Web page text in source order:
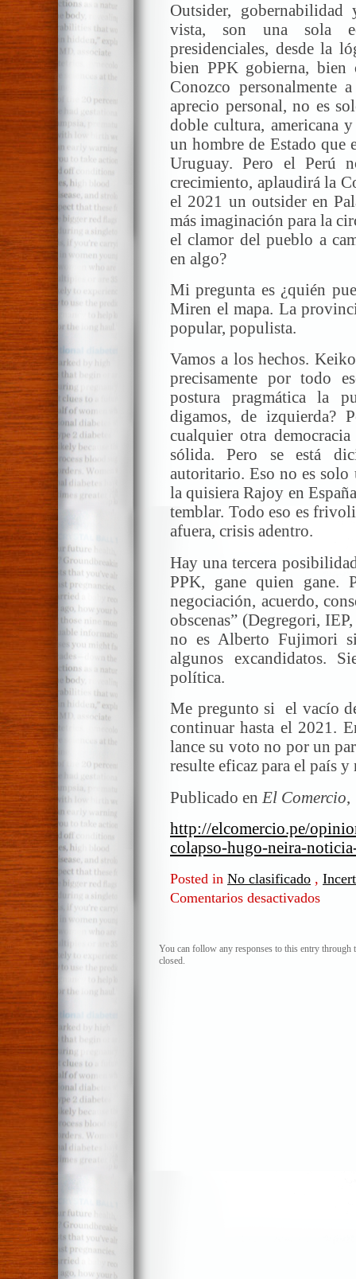
Outsider,
vista, son una sola
presidenciales, desde la
bien PPK gobierna,
Conozco personalmente
aprecio personal, no es
doble cultura, americana
un hombre de Estado que
Uruguay. Pero el Perú
crecimiento, aplaudirá la
el 2021 un outsider en
más imaginación para la
el clamor del pueblo a
en algo?
Mi pregunta es ¿quién
Miren el mapa. La
popular, populista.
Vamos a los hechos.
precisamente por todo
postura pragmática la
digamos, de izquierda?
cualquier otra
sólida. Pero se está
autoritario. Eso no es solo
la quisiera Rajoy en
temblar. Todo eso es
afuera, crisis adentro.
Hay una tercera
PPK, gane quien gane.
negociación, acuerdo,
obscenas” (Degregori,
no es Alberto Fujimori
algunos excandidatos.
política.
Me pregunto si el vacío
continuar hasta el 2021.
lance su voto no por un
resulte eficaz para el país
Publicado en El Comercio,
http://elcomercio.pe/
colapso-hugo-neira-
Posted in No clasificado ,
Comentarios desactivados
realismo
You can follow any responses to this entry through
closed.